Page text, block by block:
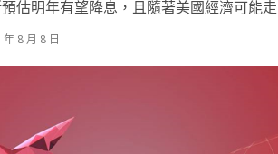
估明年有望降息，且隨著美國經濟可能
8 月 8 日